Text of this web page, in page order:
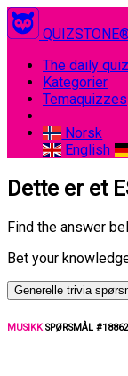
The daily quiz
Kategorier
Temaquizzes
Norsk
English
Dette er et
Find the answer
Bet your
Generelle trivia
MUSIKKSPØRSMÅL #18862